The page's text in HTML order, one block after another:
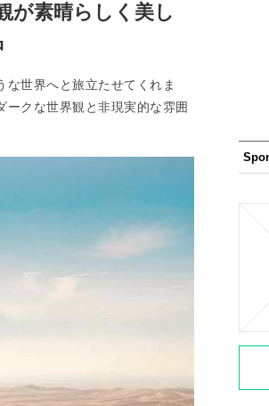
が素晴らしく美し
世界へと旅立たせてくれま
クな世界観と非現実的な雰囲